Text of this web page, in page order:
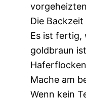
Die
Es ist fertig,
goldbraun
Mache am
Wenn kein